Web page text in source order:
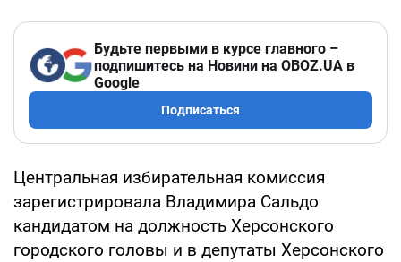
Будьте первыми в курсе главного –
подпишитесь на Новини на OBOZ.UA в
Google
Подписаться
Центральная избирательная комиссия
зарегистрировала Владимира Сальдо
кандидатом на должность Херсонского
городского головы и в депутаты Херсонского